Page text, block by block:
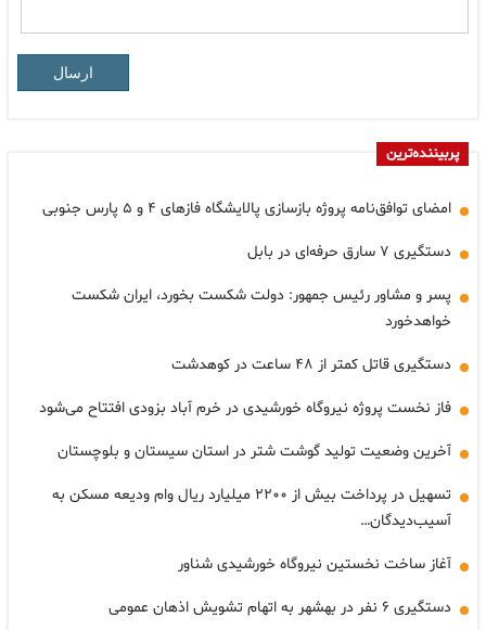
ارسال
پربیننده‌ترین
امضای توافق‌نامه پروژه بازسازی پالایشگاه فازهای ۴ و ۵ پارس جنوبی
دستگیری ۷ سارق حرفه‌ای در بابل
پسر و مشاور رئیس جمهور: دولت شکست بخورد، ایران شکست
خواهدخورد
دستگیری قاتل کمتر از ۴۸ ساعت در کوهدشت
فاز نخست پروژه نیروگاه خورشیدی در خرم آباد بزودی افتتاح می‌شود
آخرین وضعیت تولید گوشت شتر در استان سیستان و بلوچستان
تسهیل در پرداخت بیش از ۲۲۰۰ میلیارد ریال وام ودیعه مسکن به
آسیب‌دیدگان…
آغاز ساخت نخستین نیروگاه خورشیدی شناور
دستگیری ۶ نفر در بهشهر به اتهام تشویش اذهان عمومی